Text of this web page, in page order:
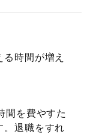
時間が増え
間を費やすた
。退職をすれ